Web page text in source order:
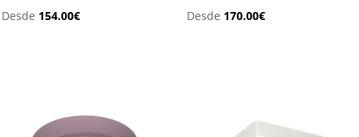
Desde 154.00€
Desde 170.00€